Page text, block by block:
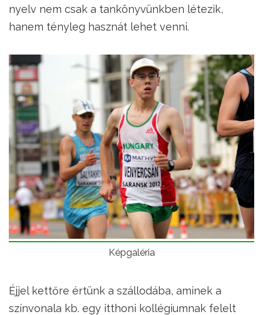
nyelv nem csak a tankönyvünkben létezik,
hanem tényleg hasznát lehet venni.
Képgaléria
Éjjel kettőre értünk a szállodába, aminek a
színvonala kb. egy itthoni kollégiumnak felelt